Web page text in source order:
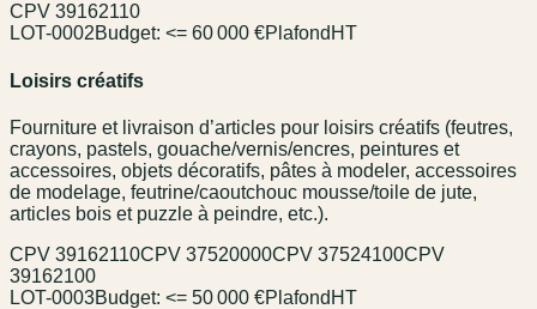
CPV 39162110
LOT-0002Budget: <= 60 000 €Plafond HT
Loisirs créatifs
Fourniture et livraison d’articles pour loisirs créatifs (feutres,
crayons, pastels, gouache/vernis/encres, peintures et
accessoires, objets décoratifs, pâtes à modeler, accessoires
de modelage, feutrine/caoutchouc mousse/toile de jute,
articles bois et puzzle à peindre, etc.).
CPV 39162110CPV 37520000CPV 37524100CPV
39162100
LOT-0003Budget: <= 50 000 €Plafond HT